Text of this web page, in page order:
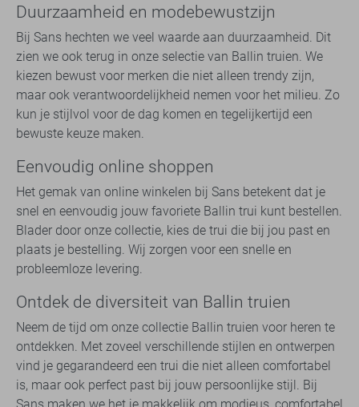
Duurzaamheid en modebewustzijn
Bij Sans hechten we veel waarde aan duurzaamheid. Dit
zien we ook terug in onze selectie van Ballin truien. We
kiezen bewust voor merken die niet alleen trendy zijn,
maar ook verantwoordelijkheid nemen voor het milieu. Zo
kun je stijlvol voor de dag komen en tegelijkertijd een
bewuste keuze maken.
Eenvoudig online shoppen
Het gemak van online winkelen bij Sans betekent dat je
snel en eenvoudig jouw favoriete Ballin trui kunt bestellen.
Blader door onze collectie, kies de trui die bij jou past en
plaats je bestelling. Wij zorgen voor een snelle en
probleemloze levering.
Ontdek de diversiteit van Ballin truien
Neem de tijd om onze collectie Ballin truien voor heren te
ontdekken. Met zoveel verschillende stijlen en ontwerpen
vind je gegarandeerd een trui die niet alleen comfortabel
is, maar ook perfect past bij jouw persoonlijke stijl. Bij